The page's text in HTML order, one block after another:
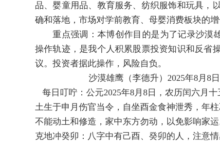
品、婴童用品、教育服务、纺织服饰和玩具，
确和落地，市场对学前教育、母婴消费板块的增
重点强调：本博创作目的是为了记录沙漠
操作轨迹，是我个人积累股票投资知识和反省
议。投资者据此操作，风险自负。
沙漠雄鹰（李德升）2025年8月8日凌
每日叮咛：公元2025年8月8日，农历闰六月
土生于申月伤官当令，自坐酉金食神泄秀，年
不能动土和修造，家中东方勿动，以免影响家
克地冲癸卯：八字中有己酉、癸卯的人，注意